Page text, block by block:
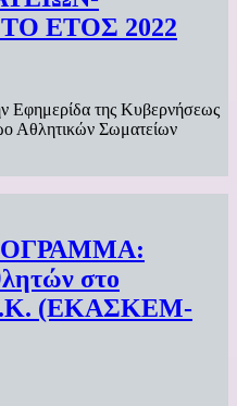
ΕΤΟΣ 2022
Εφημερίδα της Κυβερνήσεως
Αθλητικών Σωματείων
στο
(ΕΚΑΣΚΕΜ-